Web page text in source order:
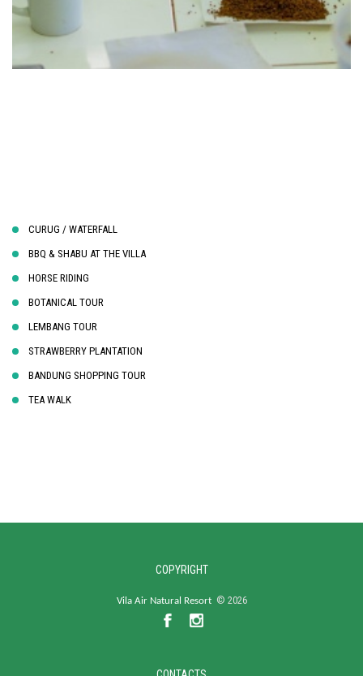
CURUG / WATERFALL
BBQ & SHABU AT THE VILLA
HORSE RIDING
BOTANICAL TOUR
LEMBANG TOUR
STRAWBERRY PLANTATION
BANDUNG SHOPPING TOUR
TEA WALK
COPYRIGHT
Vila Air Natural Resort © 2026